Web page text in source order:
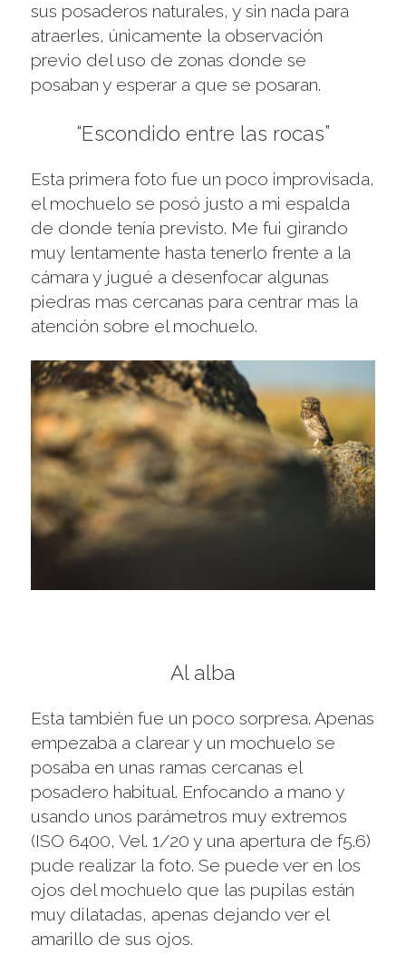
sus posaderos naturales, y sin nada para
atraerles, únicamente la observación
previo del uso de zonas donde se
posaban y esperar a que se posaran.
“Escondido entre las rocas”
Esta primera foto fue un poco improvisada,
el mochuelo se posó justo a mi espalda
de donde tenía previsto. Me fui girando
muy lentamente hasta tenerlo frente a la
cámara y jugué a desenfocar algunas
piedras mas cercanas para centrar mas la
atención sobre el mochuelo.
Al alba
Esta también fue un poco sorpresa. Apenas
empezaba a clarear y un mochuelo se
posaba en unas ramas cercanas el
posadero habitual. Enfocando a mano y
usando unos parámetros muy extremos
(ISO 6400, Vel. 1/20 y una apertura de f5.6)
pude realizar la foto. Se puede ver en los
ojos del mochuelo que las pupilas están
muy dilatadas, apenas dejando ver el
amarillo de sus ojos.